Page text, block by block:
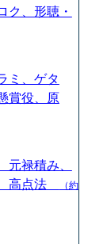
ク、形聴・
ミ、ゲタ
賞役、原
元禄積み、
高点法
（約